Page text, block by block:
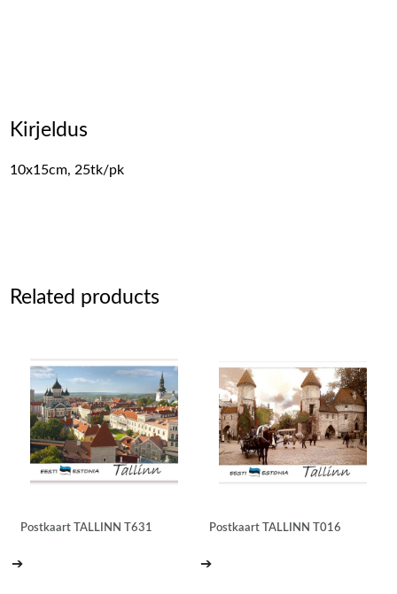
Kirjeldus
10x15cm, 25tk/pk
Related products
Postkaart TALLINN T631
➔
Postkaart TALLINN T016
➔